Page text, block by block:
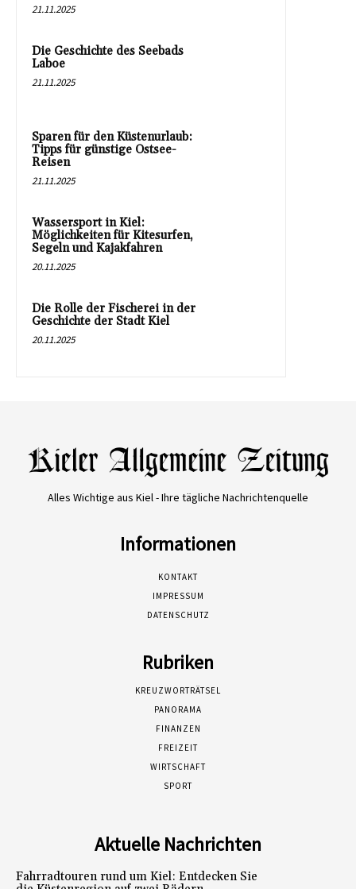
21.11.2025
Die Geschichte des Seebads
Laboe
21.11.2025
Sparen für den Küstenurlaub:
Tipps für günstige Ostsee-
Reisen
21.11.2025
Wassersport in Kiel:
Möglichkeiten für Kitesurfen,
Segeln und Kajakfahren
20.11.2025
Die Rolle der Fischerei in der
Geschichte der Stadt Kiel
20.11.2025
Alles Wichtige aus Kiel - Ihre tägliche Nachrichtenquelle
Informationen
KONTAKT
IMPRESSUM
DATENSCHUTZ
Rubriken
KREUZWORTRÄTSEL
PANORAMA
FINANZEN
FREIZEIT
WIRTSCHAFT
SPORT
Aktuelle Nachrichten
Fahrradtouren rund um Kiel: Entdecken Sie